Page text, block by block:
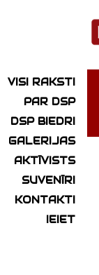
VISI RAKSTI
PAR DSP
DSP BIEDRI
GALERIJAS
AKTĪVISTS
SUVENĪRI
KONTAKTI
IEIET